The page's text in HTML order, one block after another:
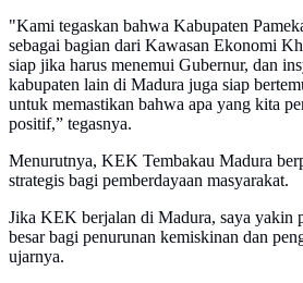
"Kami tegaskan bahwa Kabupaten
sebagai bagian dari Kawasan Ekonomi
siap jika harus menemui Gubernur, dan
kabupaten lain di Madura juga siap
untuk memastikan bahwa apa yang kita
positif,” tegasnya.
Menurutnya, KEK Tembakau Madura
strategis bagi pemberdayaan masyarakat.
Jika KEK berjalan di Madura, saya yakin
besar bagi penurunan kemiskinan dan
ujarnya.